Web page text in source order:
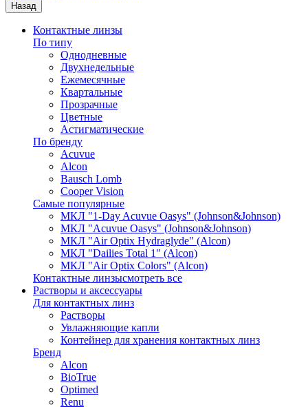
Назад
Контактные линзы
По типу
Однодневные
Двухнедельные
Ежемесячные
Квартальные
Прозрачные
Цветные
Астигматические
По бренду
Acuvue
Alcon
Bausch Lomb
Cooper Vision
Самые популярные
МКЛ "1-Day Acuvue Oasys" (Johnson&Johnson)
МКЛ "Acuvue Oasys" (Johnson&Johnson)
МКЛ "Air Optix Hydraglyde" (Alcon)
МКЛ "Dailies Total 1" (Alcon)
МКЛ "Air Optix Colors" (Alcon)
Контактные линзысмотреть все
Растворы и аксессуары
Для контактных линз
Растворы
Увлажняющие капли
Контейнер для хранения контактных линз
Бренд
Alcon
BioTrue
Optimed
Renu